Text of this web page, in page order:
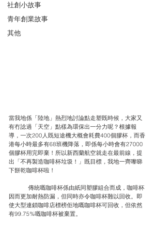
社創小故事
青年創業故事
其他
當我地係「陸地」熱烈地討論點走塑既時候，大家又
有冇諗過「天空」點樣為環保出一分力呢？根據報
導，一次200人既短途機大概會耗費400個膠杯，而香
港每小時最多有68班機降落，即係每小時會有27000
個膠杯用完即棄！所以新西蘭航空就走在最前線，提
出「不再製造咖啡杯垃圾！」既目標，我地一齊嚟睇
下餅乾咖啡杯啦！
因而更加耐熱防漏，但同時亦令咖啡杯難以回收。即
使大型連鎖咖啡店標榜佢地嘅咖啡杯可回收，但依然
有99.75%嘅咖啡杯被棄置。